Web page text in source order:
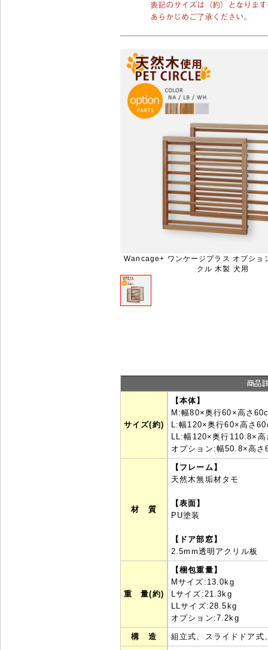
Wancage+ ワンケージプラス オプショ
クル 木製 犬用
サイズ(約)
【本体】
M:幅80×奥行60×高さ
L:幅120×奥行60×高さ
LL:幅120×奥行110.8×
オプション:幅50.8×高
材 質
【フレーム】
天然木無垢材タモ
【表面】
PU塗装
【ドア部窓】
2.5mm透明アクリル板
重 量(約)
【梱包重量】
Mサイズ:13.0kg
Lサイズ:21.3kg
LLサイズ:28.5kg
オプション:7.2kg
構 造 組立式、スライドドア式